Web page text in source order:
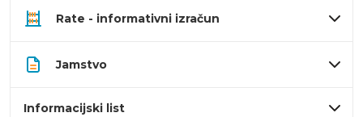
Rate - informativni izračun
Jamstvo
Informacijski list